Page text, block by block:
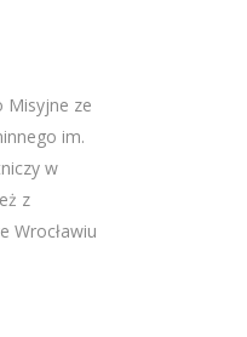
Misyjne ze
im.
w
z
Wrocławiu